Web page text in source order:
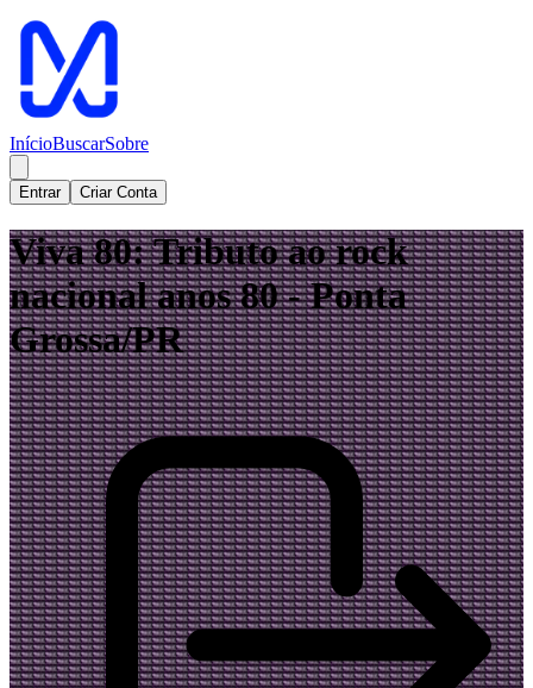
InícioBuscarSobre
Entrar Criar Conta
Viva 80: Tributo ao rock
nacional anos 80 - Ponta
Grossa/PR